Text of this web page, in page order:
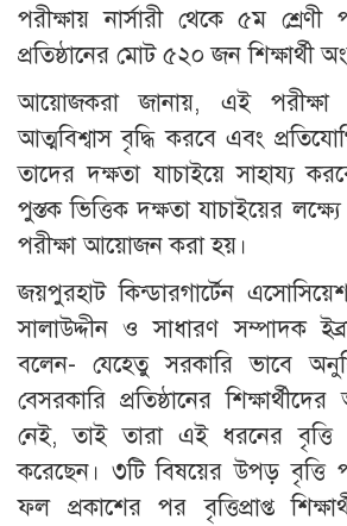
পরীক্ষায় নার্সারী থেকে ৫ম শ্রেণী
প্রতিষ্ঠানের মোট ৫২০ জন শিক্ষার্থী
আয়োজকরা জানায়, এই পরীক্ষা
আত্মবিশ্বাস বৃদ্ধি করবে এবং
তাদের দক্ষতা যাচাইয়ে সাহায্য
পুস্তক ভিত্তিক দক্ষতা যাচাইয়ের
পরীক্ষা আয়োজন করা হয়।
জয়পুরহাট কিন্ডারগার্টেন
সালাউদ্দীন ও সাধারণ সম্পাদক
বলেন- যেহেতু সরকারি ভাবে
বেসরকারি প্রতিষ্ঠানের
নেই, তাই তারা এই ধরনের
করেছেন। ৩টি বিষয়ের উপড় বৃত্তি
ফল প্রকাশের পর বৃত্তিপ্রাপ্ত